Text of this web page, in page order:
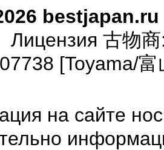
Лицензия 古物
[Toyama/
на сайте